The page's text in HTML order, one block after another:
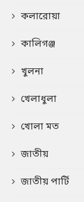
কলারোয়া
কালিগঞ্জ
খুলনা
খেলাধুলা
খোলা মত
জাতীয়
জাতীয় পার্টি